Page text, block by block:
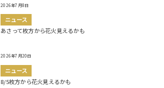
2026年7月8日
ニュース
あさって枚方から花火見えるかも
2026年7月20日
ニュース
8/5枚方から花火見えるかも